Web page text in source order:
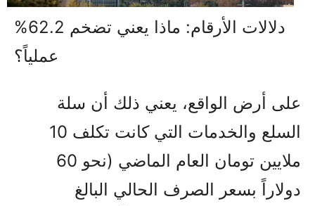
دلالات الأرقام: ماذا يعني تضخم 62.2%
عملياً؟
على أرض الواقع، يعني ذلك أن سلة
السلع والخدمات التي كانت تكلف 10
ملايين تومان العام الماضي (نحو 60
دولاراً بسعر الصرف الحالي البالغ